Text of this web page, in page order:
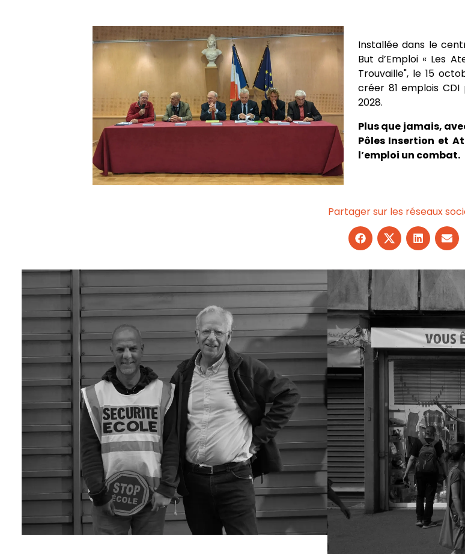
Installée dans le
But d’Emploi « Les
Trouvaille", le 15
créer 81 emplois
2028.
Plus que jamais,
Pôles Insertion et
l’emploi un combat.
Partager sur les réseaux